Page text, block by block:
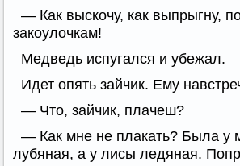
— Как выскочу, как выпрыгну,
закоулочкам!
Медведь испугался и убежал.
Идет опять зайчик. Ему
— Что, зайчик, плачеш?
— Как мне не плакать? Была у
лубяная, а у лисы ледяная.